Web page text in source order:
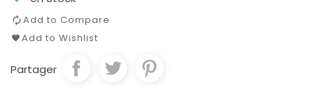
Add to Compare
Add to Wishlist
Partager